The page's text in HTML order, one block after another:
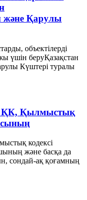
және Қарулы
объектiлердi
үшiн беруҚазақстан
Күштері туралы
ҚК, Қылмыстық
кодексi
және басқа да
сондай-ақ қоғамның